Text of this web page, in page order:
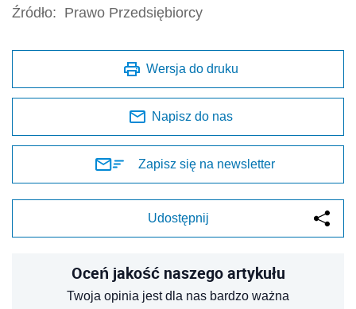
Źródło: Prawo Przedsiębiorcy
Wersja do druku
Napisz do nas
Zapisz się na newsletter
Udostępnij
Oceń jakość naszego artykułu
Twoja opinia jest dla nas bardzo ważna